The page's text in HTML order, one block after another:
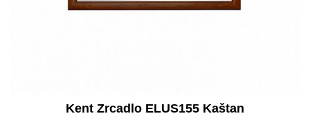
Kent Zrcadlo ELUS155 Kaštan